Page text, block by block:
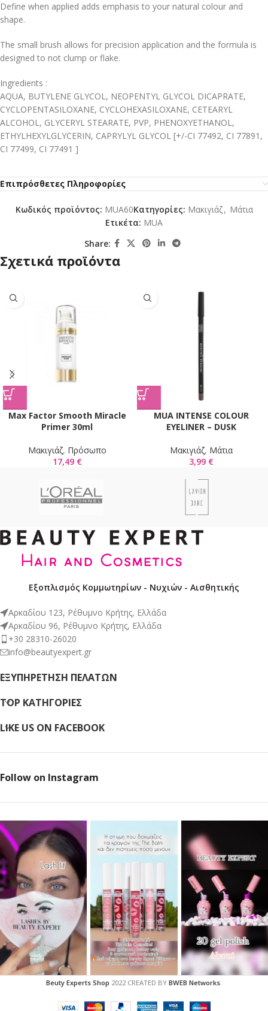
Define when applied adds emphasis to your natural colour and
shape.
The small brush allows for precision application and the formula is
designed to not clump or flake.
Ingredients :
AQUA, BUTYLENE GLYCOL, NEOPENTYL GLYCOL DICAPRATE,
CYCLOPENTASILOXANE, CYCLOHEXASILOXANE, CETEARYL
ALCOHOL, GLYCERYL STEARATE, PVP, PHENOXYETHANOL,
ETHYLHEXYLGLYCERIN, CAPRYLYL GLYCOL [+/-CI 77492, CI 77891,
CI 77499, CI 77491 ]
Επιπρόσθετες Πληροφορίες
Κωδικός προϊόντος: MUA60Κατηγορίες: Mακιγιάζ, Μάτια
Ετικέτα: MUA
Share:
Σχετικά προϊόντα
Max Factor Smooth Miracle
Primer 30ml
Mακιγιάζ, Πρόσωπο
17,49 €
MUA INTENSE COLOUR
EYELINER – DUSK
Mακιγιάζ, Μάτια
3,99 €
Εξοπλισμός Κομμωτηρίων - Νυχιών - Αισθητικής
Αρκαδίου 123, Ρέθυμνο Κρήτης, Ελλάδα
Αρκαδίου 96, Ρέθυμνο Κρήτης, Ελλάδα
+30 28310-26020
info@beautyexpert.gr
ΕΞΥΠΗΡΈΤΗΣΗ ΠΕΛΑΤΏΝ
TOP ΚΑΤΗΓΟΡΙΕΣ
LIKE US ON FACEBOOK
Follow on Instagram
Beuty Experts Shop 2022 CREATED BY BWEB Networks.